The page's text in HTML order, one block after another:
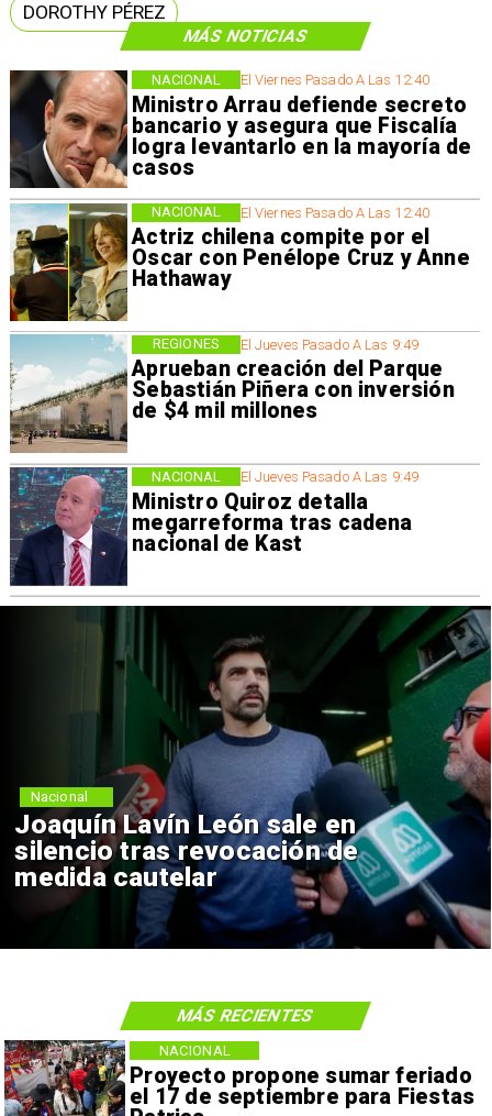
MÁS NOTICIAS
El Viernes Pasado A Las 12:40
Ministro Arrau defiende secreto
bancario y asegura que Fiscalía
logra levantarlo en la mayoría de
casos
NACIONAL
El Viernes Pasado A Las 12:40
Actriz chilena compite por el
Oscar con Penélope Cruz y Anne
Hathaway
NACIONAL
El Jueves Pasado A Las 9:49
Aprueban creación del Parque
Sebastián Piñera con inversión
de $4 mil millones
REGIONES
El Jueves Pasado A Las 9:49
Ministro Quiroz detalla
megarreforma tras cadena
nacional de Kast
NACIONAL
DOROTHY PÉREZ
Joaquín Lavín León sale en
silencio tras revocación de
medida cautelar
Nacional
Proyecto propone sumar feriado
el 17 de septiembre para Fiestas
NACIONAL
MÁS RECIENTES